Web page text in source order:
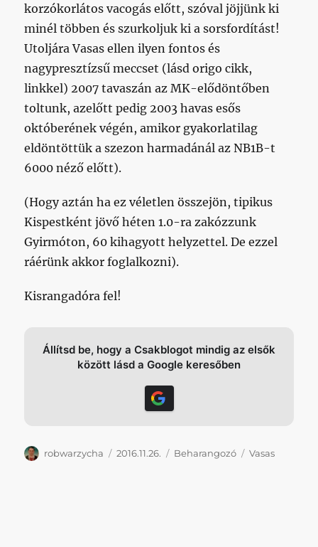
korzókorlátos vacogás előtt, szóval jöjjünk ki
minél többen és szurkoljuk ki a sorsfordítást!
Utoljára Vasas ellen ilyen fontos és
nagypresztízsű meccset (lásd origo cikk,
linkkel) 2007 tavaszán az MK-elődöntőben
toltunk, azelőtt pedig 2003 havas esős
októberének végén, amikor gyakorlatilag
eldöntöttük a szezon harmadánál az NB1B-t
6000 néző előtt).
(Hogy aztán ha ez véletlen összejön, tipikus
Kispestként jövő héten 1.0-ra zakózzunk
Gyirmóton, 60 kihagyott helyzettel. De ezzel
ráérünk akkor foglalkozni).
Kisrangadóra fel!
Állítsd be, hogy a Csakblogot mindig az elsők
között lásd a Google keresőben
Szerző
robwarzycha Közzétéve
2016.11.26. Kategória
Beharangozó Címke
Vasas